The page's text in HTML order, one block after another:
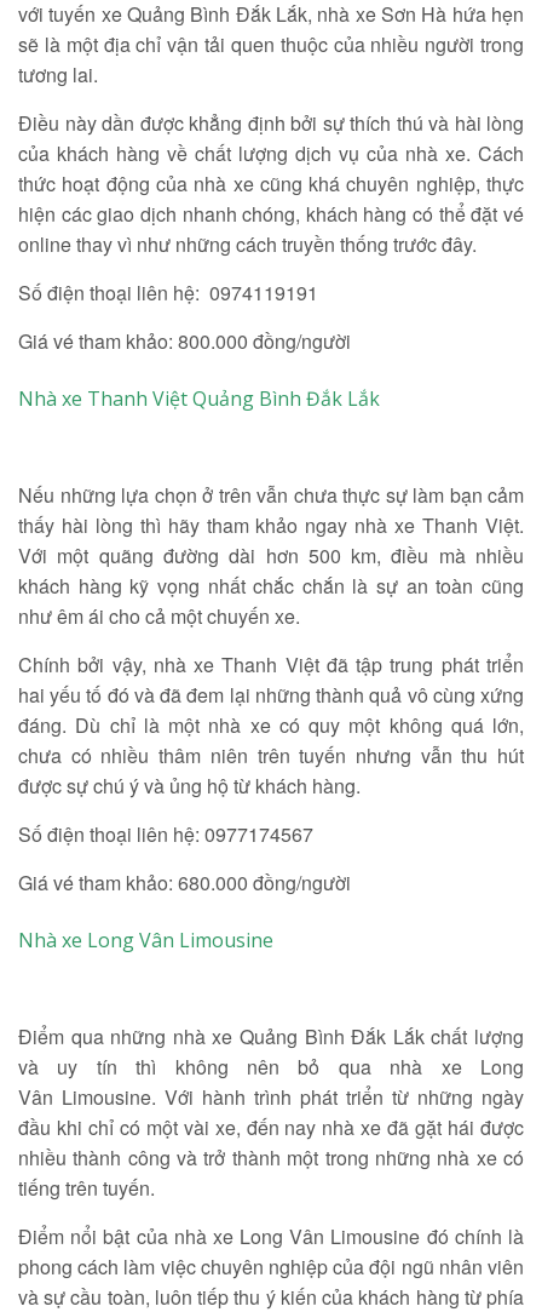
với tuyến xe Quảng Bình Đắk Lắk, nhà xe Sơn Hà hứa hẹn
sẽ là một địa chỉ vận tải quen thuộc của nhiều người trong
tương lai.
Điều này dần được khẳng định bởi sự thích thú và hài lòng
của khách hàng về chất lượng dịch vụ của nhà xe. Cách
thức hoạt động của nhà xe cũng khá chuyên nghiệp, thực
hiện các giao dịch nhanh chóng, khách hàng có thể đặt vé
online thay vì như những cách truyền thống trước đây.
Số điện thoại liên hệ: 0974119191
Giá vé tham khảo: 800.000 đồng/người
Nhà xe Thanh Việt Quảng Bình Đắk Lắk
Nếu những lựa chọn ở trên vẫn chưa thực sự làm bạn cảm
thấy hài lòng thì hãy tham khảo ngay nhà xe Thanh Việt.
Với một quãng đường dài hơn 500 km, điều mà nhiều
khách hàng kỹ vọng nhất chắc chắn là sự an toàn cũng
như êm ái cho cả một chuyến xe.
Chính bởi vậy, nhà xe Thanh Việt đã tập trung phát triển
hai yếu tố đó và đã đem lại những thành quả vô cùng xứng
đáng. Dù chỉ là một nhà xe có quy một không quá lớn,
chưa có nhiều thâm niên trên tuyến nhưng vẫn thu hút
được sự chú ý và ủng hộ từ khách hàng.
Số điện thoại liên hệ: 0977174567
Giá vé tham khảo: 680.000 đồng/người
Nhà xe Long Vân Limousine
Điểm qua những nhà xe Quảng Bình Đắk Lắk chất lượng
và uy tín thì không nên bỏ qua nhà xe Long
Vân Limousine. Với hành trình phát triển từ những ngày
đầu khi chỉ có một vài xe, đến nay nhà xe đã gặt hái được
nhiều thành công và trở thành một trong những nhà xe có
tiếng trên tuyến.
Điểm nổi bật của nhà xe Long Vân Limousine đó chính là
phong cách làm việc chuyên nghiệp của đội ngũ nhân viên
và sự cầu toàn, luôn tiếp thu ý kiến của khách hàng từ phía